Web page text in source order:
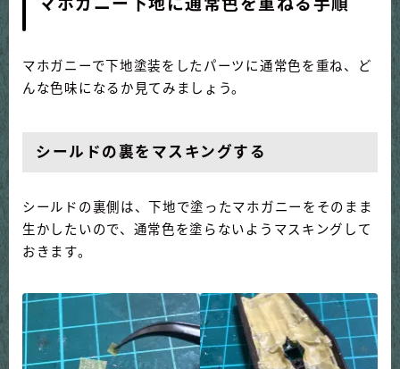
マホガニーで下地塗装をしたパーツに通常色を重ね、ど
んな色味になるか見てみましょう。
シールドの裏をマスキングする
シールドの裏側は、下地で塗ったマホガニーをそのまま
生かしたいので、通常色を塗らないようマスキングして
おきます。